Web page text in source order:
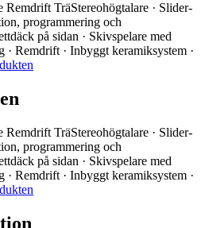
TräStereohögtalare · Slider-
programmering och
på sidan · Skivspelare med
· Remdrift · Inbyggt keramiksystem ·
TräStereohögtalare · Slider-
programmering och
på sidan · Skivspelare med
· Remdrift · Inbyggt keramiksystem ·